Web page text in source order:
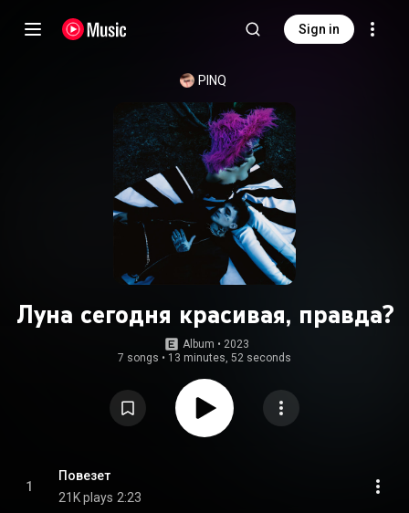
Sign in
PINQ
Луна сегодня красивая, правда?
Album • 2023
7 songs • 13 minutes, 52 seconds
1
Повезет
21K plays 2:23